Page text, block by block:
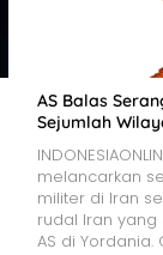
AS Balas
Sejumlah
melancarkan
militer di Iran
rudal Iran
AS di